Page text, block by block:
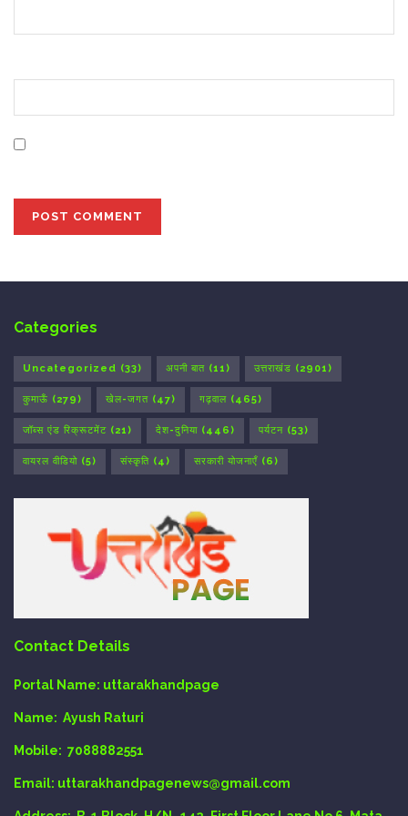
Categories
Uncategorized (33) अपनी बात (11) उत्तराखंड (2901)
कुमाऊँ (279) खेल-जगत (47) गढ़वाल (465)
जॉब्स एंड रिक्रूटमेंट (21) देश-दुनिया (446) पर्यटन (53)
वायरल वीडियो (5) संस्कृति (4) सरकारी योजनाएँ (6)
Contact Details
Portal Name: uttarakhandpage
Name: Ayush Raturi
Mobile: 7088882551
Email: uttarakhandpagenews@gmail.com